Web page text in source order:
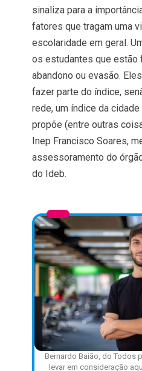
sinaliza para a
fatores que tragam uma
escolaridade em geral.
os estudantes que estão
abandono ou evasão.
fazer parte do índice,
rede, um índice da
propõe (entre outras
Inep Francisco Soares,
assessoramento do
do Ideb.
Bernardo Baião, do Todos
levar em consideração